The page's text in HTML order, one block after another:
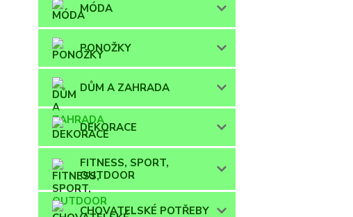
MÓDA
PONOŽKY
DŮM A ZAHRADA
DEKORACE
FITNESS, SPORT,
OUTDOOR
CHOVATELSKÉ POTŘEBY